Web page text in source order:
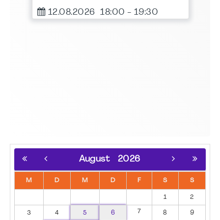
12.08.2026 18:00 - 19:30
August 2026
M D M D F S S
1 2
3 4 5 6 7 8 9